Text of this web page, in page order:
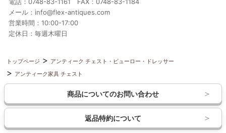
メール：info@flex-antiques.com
営業時間：10:00-17:00
定休日：毎週木曜日
トップページ
アンティーク チェスト・ビューロー・ドレッサー
アンティーク家具 チェスト
商品についてのお問い合わせ
返品特約について